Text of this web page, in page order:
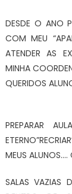
DESDE O ANO
COM MEU
ATENDER AS
MINHA
QUERIDOS
PREPARAR
MEUS
SALAS VAZIAS